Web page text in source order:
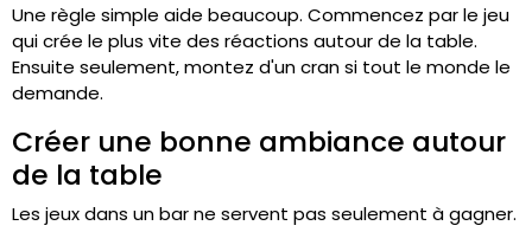
Une règle simple aide beaucoup. Commencez par le jeu
qui crée le plus vite des réactions autour de la table.
Ensuite seulement, montez d'un cran si tout le monde le
demande.
Créer une bonne ambiance autour
de la table
Les jeux dans un bar ne servent pas seulement à gagner.